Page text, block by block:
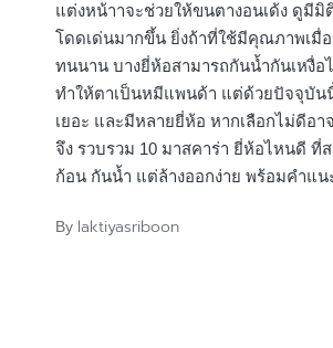
แต่งหน้าาจะช่วยให้ขนตางอนเด้ง ดูมีมิ
โดดเด่นมากขึ้น ยิ่งถ้าที่ใช้มีคุณภาพเมื่
ทนนาน บางยี่ห้อสามารถกันน้ำกันเหงื่อ
ทำให้ตาเป็นหมีแพนด้า แต่ด้วยปัจจุบัน
เยอะ และมีหลายยี่ห้อ หากเลือกไม่ดี
จึง รวบรวม 10 มาสคาร่า ยี่ห้อไหนดี ที่
ก้อน กันน้ำ แต่ล้างออกง่าย พร้อมคำแน
Posted
By laktiyasriboon